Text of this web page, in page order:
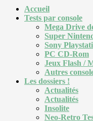
Accueil
Tests par console
Mega Drive
Super
Sony
PC CD-Rom
Jeux Flash /
Autres
Les dossiers !
Actualités
Actualités
Insolite
Neo-Retro